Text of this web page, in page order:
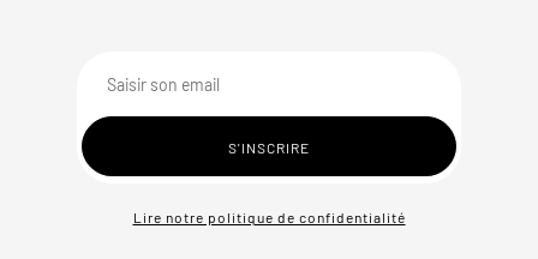
Lire notre politique de confidentialité